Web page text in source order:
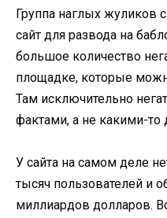
Группа наглых жуликов
сайт для развода на
большое количество
площадке, которые
Там исключительно
фактами, а не какими-то
У сайта на самом деле
тысяч пользователей и
миллиардов долларов.